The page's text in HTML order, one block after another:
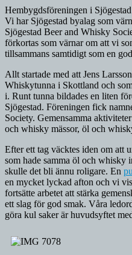
Hembygdsföreningen i
Vi har Sjögestad byalag som
Sjögestad Beer and Whisky
förkortas som värnar om att vi
tillsammans samtidigt som en
Allt startade med att Jens
Whiskytunna i Skottland och
i. Runt tunna bildades en liten
Sjögestad. Föreningen fick
Society. Gemensamma
och whisky mässor, öl och
Efter ett tag väcktes iden om att
som hade samma öl och
skulle det bli ännu roligare. En
en mycket lyckad afton och vi
fortsätte arbetet att stärka
ett slag för god smak. Våra
göra kul saker är huvudsyftet